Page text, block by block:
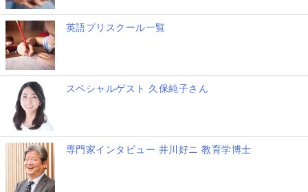
英語プリスクール一覧
スペシャルゲスト 久保純子さん
専門家インタビュー 井川好ニ 教育学博士